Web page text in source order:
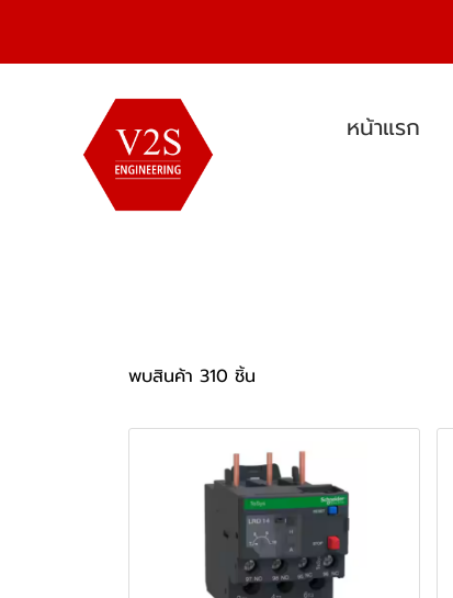
หน้าแรก
พบสินค้า 310 ชิ้น